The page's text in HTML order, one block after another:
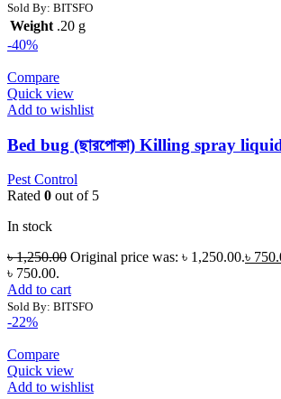
Sold By: BITSFO
Weight .20 g
-40%
Compare
Quick view
Add to wishlist
Bed bug (ছারপোকা) Killing spray
Pest Control
Rated 0 out of 5
In stock
৳1,250.00 Original price was: ৳ 1,250.00.৳
৳ 750.00.
Add to cart
Sold By: BITSFO
-22%
Compare
Quick view
Add to wishlist